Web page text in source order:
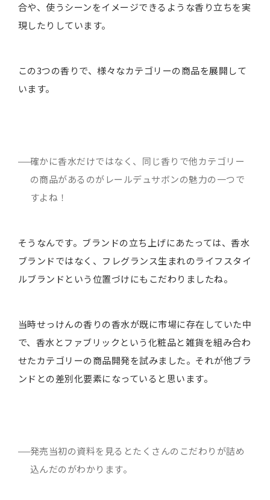
合や、使うシーンをイメージできるような香り立ちを実
現したりしています。
この3つの香りで、様々なカテゴリーの商品を展開して
います。
確かに香水だけではなく、同じ香りで他カテゴリー
の商品があるのがレールデュサボンの魅力の一つで
すよね！
そうなんです。ブランドの立ち上げにあたっては、香水
ブランドではなく、フレグランス生まれのライフスタイ
ルブランドという位置づけにもこだわりましたね。
当時せっけんの香りの香水が既に市場に存在していた中
で、香水とファブリックという化粧品と雑貨を組み合わ
せたカテゴリーの商品開発を試みました。それが他ブラ
ンドとの差別化要素になっていると思います。
発売当初の資料を見るとたくさんのこだわりが詰め
込んだのがわかります。